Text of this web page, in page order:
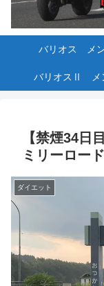
バリオス メ
バリオスⅡ メ
【禁煙34日
ミリーロー
ダイエット